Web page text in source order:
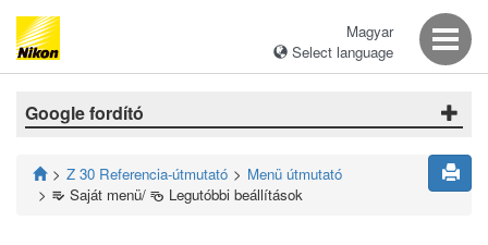
Magyar
Select language
Google fordító
Z 30 Referencia-útmutató Menü útmutató
O Saját menü/ m Legutóbbi beállítások